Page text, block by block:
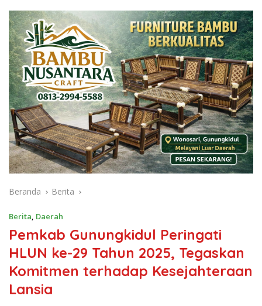
Beranda Berita
Berita, Daerah
Pemkab Gunungkidul Peringati
HLUN ke-29 Tahun 2025, Tegaskan
Komitmen terhadap Kesejahteraan
Lansia